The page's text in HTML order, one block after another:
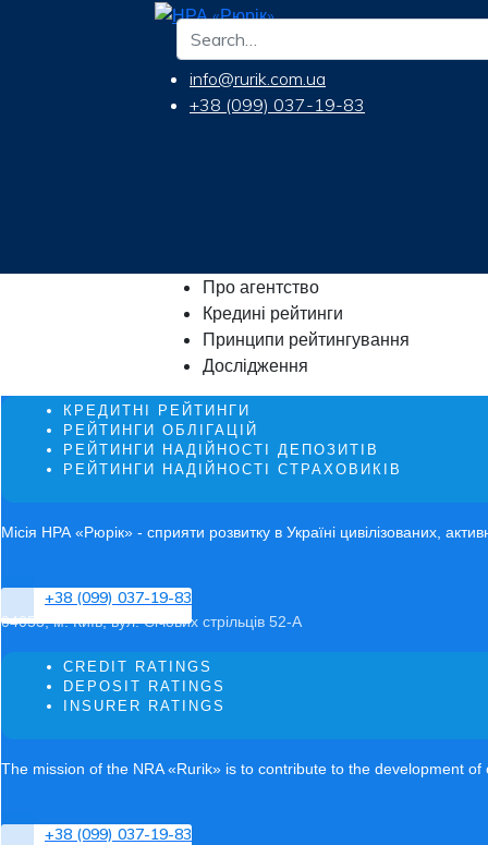
info@rurik.com.ua
+38 (099) 037-19-83
Про агентство
Кредині рейтинги
Принципи рейтингування
Дослідження
КРЕДИТНІ РЕЙТИНГИ
РЕЙТИНГИ ОБЛІГАЦІЙ
РЕЙТИНГИ НАДІЙНОСТІ ДЕПОЗИТІВ
РЕЙТИНГИ НАДІЙНОСТІ СТРАХОВИКІВ
Місія НРА «Рюрік» - сприяти розвитку в Україні цивілізованих,
+38 (099) 037-19-83
04053, м. Київ, вул. Січових стрільців 52-А
CREDIT RATINGS
DEPOSIT RATINGS
INSURER RATINGS
The mission of the NRA «Rurik» is to contribute to the development
+38 (099) 037-19-83